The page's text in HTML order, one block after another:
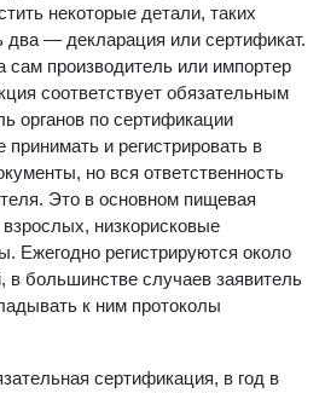
некоторые детали, таких
два — декларация или сертификат.
сам производитель или импортер
соответствует обязательным
органов по сертификации
и регистрировать в
но вся ответственность
Это в основном пищевая
низкорисковые
Ежегодно регистрируются около
в большинстве случаев заявитель
к ним протоколы
сертификация, в год в